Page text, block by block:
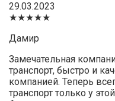
29.03.2023
★★★★★
Дамир
Замечательная
транспорт, быстро и
компанией. Теперь
транспорт только у